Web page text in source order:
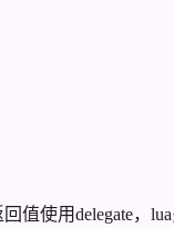
使用delegate，